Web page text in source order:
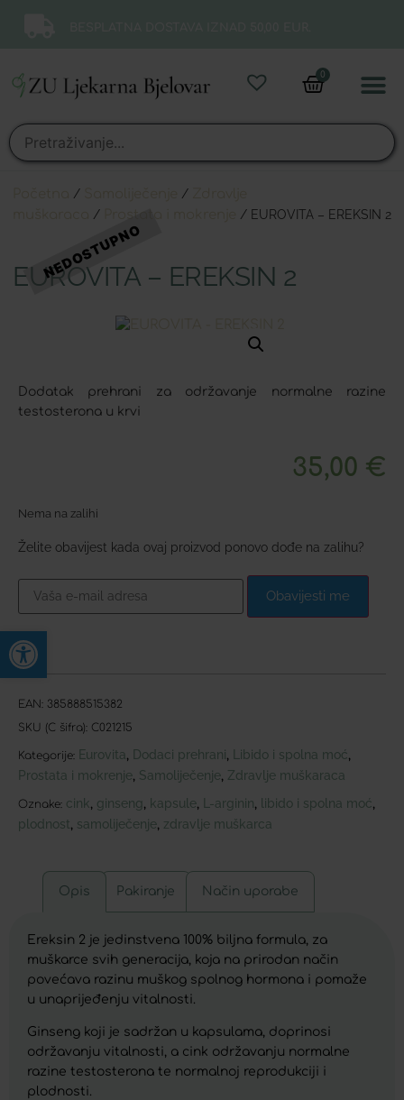
Open toolbar
0
/ /
/ / EUROVITA – EREKSIN 2
EUROVITA – EREKSIN 2
Dodatak prehrani za održavanje normalne razine
testosterona u krvi
35,00 €
Nema na zalihi
Želite obavijest kada ovaj proizvod ponovo dođe na zalihu?
Obavijesti me
EAN: 385888515382
SKU (C šifra): C021215
Kategorije: Eurovita Dodaci prehrani Libido i spolna moć
Prostata i mokrenje Samoliječenje Zdravlje muškaraca
Oznake: cink ginseng kapsule L-arginin libido i spolna moć
plodnost samoliječenje zdravlje muškarca
Opis Pakiranje Način uporabe
Ereksin 2 je jedinstvena 100% biljna formula, za
muškarce svih generacija, koja na prirodan način
povećava razinu muškog spolnog hormona i pomaže
u unaprijeđenju vitalnosti.
Ginseng koji je sadržan u kapsulama, doprinosi
održavanju vitalnosti, a cink održavanju normalne
razine testosterona te normalnoj reprodukciji i
plodnosti.